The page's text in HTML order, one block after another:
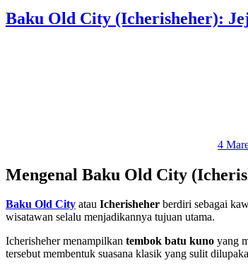
Baku Old City (Icherisheher):
4
Mengenal Baku Old City
Baku Old City atau Icherisheher berdiri sebagai
wisatawan selalu menjadikannya tujuan utama.
Icherisheher menampilkan tembok batu kuno yang
tersebut membentuk suasana klasik yang sulit